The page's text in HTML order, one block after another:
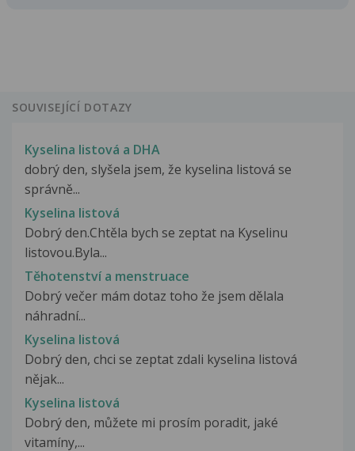
SOUVISEJÍCÍ DOTAZY
Kyselina listová a DHA
dobrý den, slyšela jsem, že kyselina listová se
správně...
Kyselina listová
Dobrý den.Chtěla bych se zeptat na Kyselinu
listovou.Byla...
Těhotenství a menstruace
Dobrý večer mám dotaz toho že jsem dělala
náhradní...
Kyselina listová
Dobrý den, chci se zeptat zdali kyselina listová
nějak...
Kyselina listová
Dobrý den, můžete mi prosím poradit, jaké
vitamíny,...